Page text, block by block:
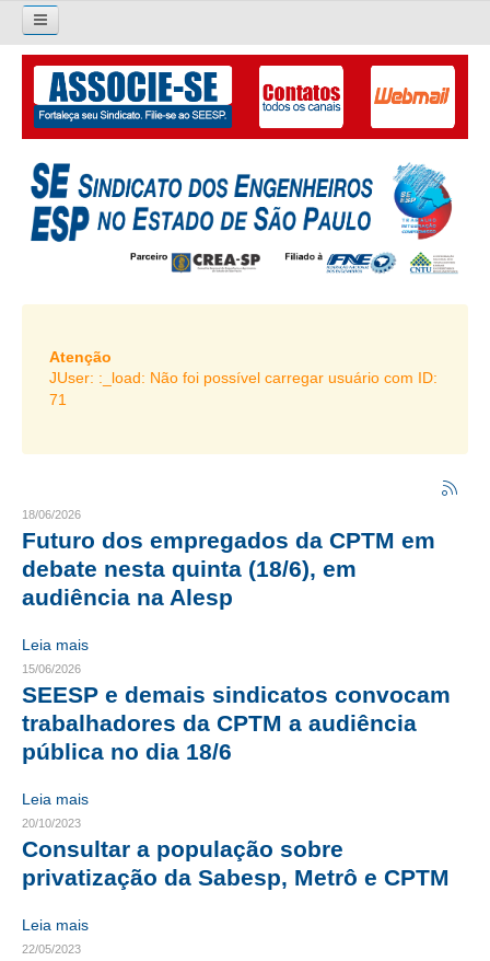
Pesquisar...
O SINDICATO
APRESENTAÇÃO
PALAVRA DO PRESIDENTE
DIRETORIA
LIVRO GESTÃO 2026-2029
SUBSEDES SINDICAIS
CRESCE BRASIL
CONSELHO TECNOLÓGICO
COMPOSIÇÃO
CONSELHOS ASSESSORES
PERSONALIDADES DA TECNOLOGIA
NÚCLEO DA MULHER ENGENHEIRA
TRANSPARÊNCIA
JURÍDICO
CONSULTORIA
Atenção
JUser: :_load: Não foi possível carregar usuário com ID:
71
18/06/2026
Futuro dos empregados da CPTM em
debate nesta quinta (18/6), em
audiência na Alesp
Leia mais
15/06/2026
SEESP e demais sindicatos convocam
trabalhadores da CPTM a audiência
pública no dia 18/6
Leia mais
20/10/2023
Consultar a população sobre
privatização da Sabesp, Metrô e CPTM
Leia mais
22/05/2023